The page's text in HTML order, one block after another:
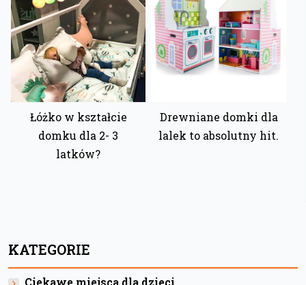
Łóżko w kształcie
domku dla 2- 3
latków?
Drewniane domki dla
lalek to absolutny hit.
KATEGORIE
Ciekawe miejsca dla dzieci